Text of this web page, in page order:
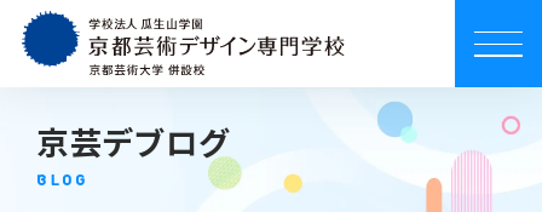
京芸デブログ
BLOG